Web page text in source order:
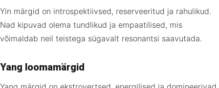
Yin märgid on introspektiivsed, reserveeritud ja rahulikud.
Nad kipuvad olema tundlikud ja empaatilised, mis
võimaldab neil teistega sügavalt resonantsi saavutada.
Yang loomamärgid